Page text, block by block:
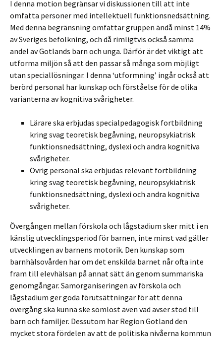
I denna motion begränsar vi diskussionen till att inte
omfatta personer med intellektuell funktionsnedsättning.
Med denna begränsning omfattar gruppen ändå minst 14%
av Sveriges befolkning, och då rimligtvis också samma
andel av Gotlands barn och unga. Därför är det viktigt att
utforma miljön så att den passar så många som möjligt
utan speciallösningar. I denna ‘utformning’ ingår också att
berörd personal har kunskap och förståelse för de olika
varianterna av kognitiva svårigheter.
Lärare ska erbjudas specialpedagogisk fortbildning
kring svag teoretisk begåvning, neuropsykiatrisk
funktionsnedsättning, dyslexi och andra kognitiva
svårigheter.
Övrig personal ska erbjudas relevant fortbildning
kring svag teoretisk begåvning, neuropsykiatrisk
funktionsnedsättning, dyslexi och andra kognitiva
svårigheter.
Övergången mellan förskola och lågstadium sker mitt i en
känslig utvecklingsperiod för barnen, inte minst vad gäller
utvecklingen av barnens motorik. Den kunskap som
barnhälsovården har om det enskilda barnet når ofta inte
fram till elevhälsan på annat sätt än genom summariska
genomgångar. Samorganiseringen av förskola och
lågstadium ger goda förutsättningar för att denna
övergång ska kunna ske sömlöst även vad avser stöd till
barn och familjer. Dessutom har Region Gotland den
mycket stora fördelen av att de politiska nivåerna kommun